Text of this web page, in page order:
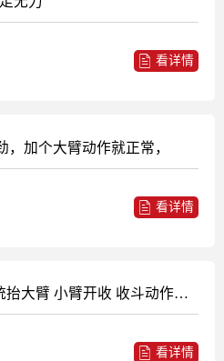
看详情
，加个大臂动作就正常，
看详情
19年挖机玉柴60-9kyb系统抬大臂 小臂开收 收斗动作憋车异响 小臂压力200其它动作250 先导压力29 整车动作偏慢 哪里出问题了
看详情